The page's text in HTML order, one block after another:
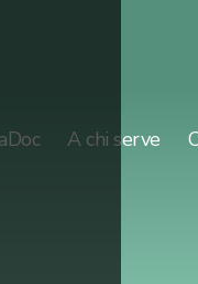
A chi serve